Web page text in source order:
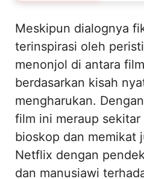
Meskipun dialognya
terinspirasi oleh
menonjol di antara
berdasarkan kisah
mengharukan.
film ini meraup
bioskop dan memikat
Netflix dengan
dan manusiawi